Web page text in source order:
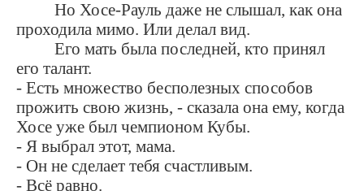
Но Хосе-Рауль даже не слышал, как она
проходила мимо. Или делал вид.
Его мать была последней, кто принял
его талант.
- Есть множество бесполезных способов
прожить свою жизнь, - сказала она ему, когда
Хосе уже был чемпионом Кубы.
- Я выбрал этот, мама.
- Он не сделает тебя счастливым.
- Всё равно.